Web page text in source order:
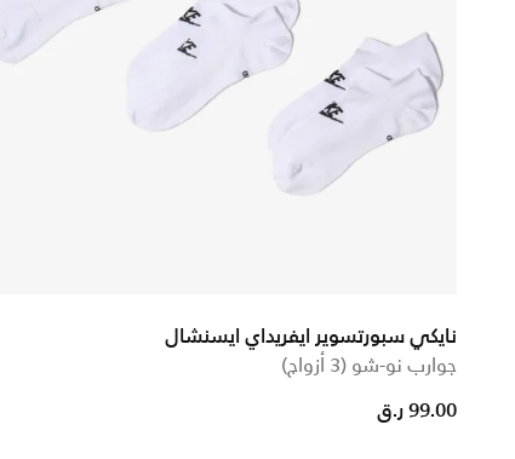
نايكي سبورتسوير ايفريداي ايسنشال
جوارب نو-شو (3 أزواج)
99.00 ر.ق